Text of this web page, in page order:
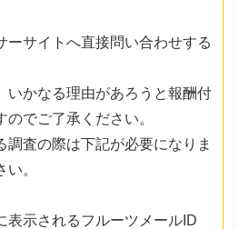
サイトへ直接問い合わせする
いかなる理由があろうと報酬付
でご了承ください。
調査の際は下記が必要になりま
。
表示されるフルーツメールID